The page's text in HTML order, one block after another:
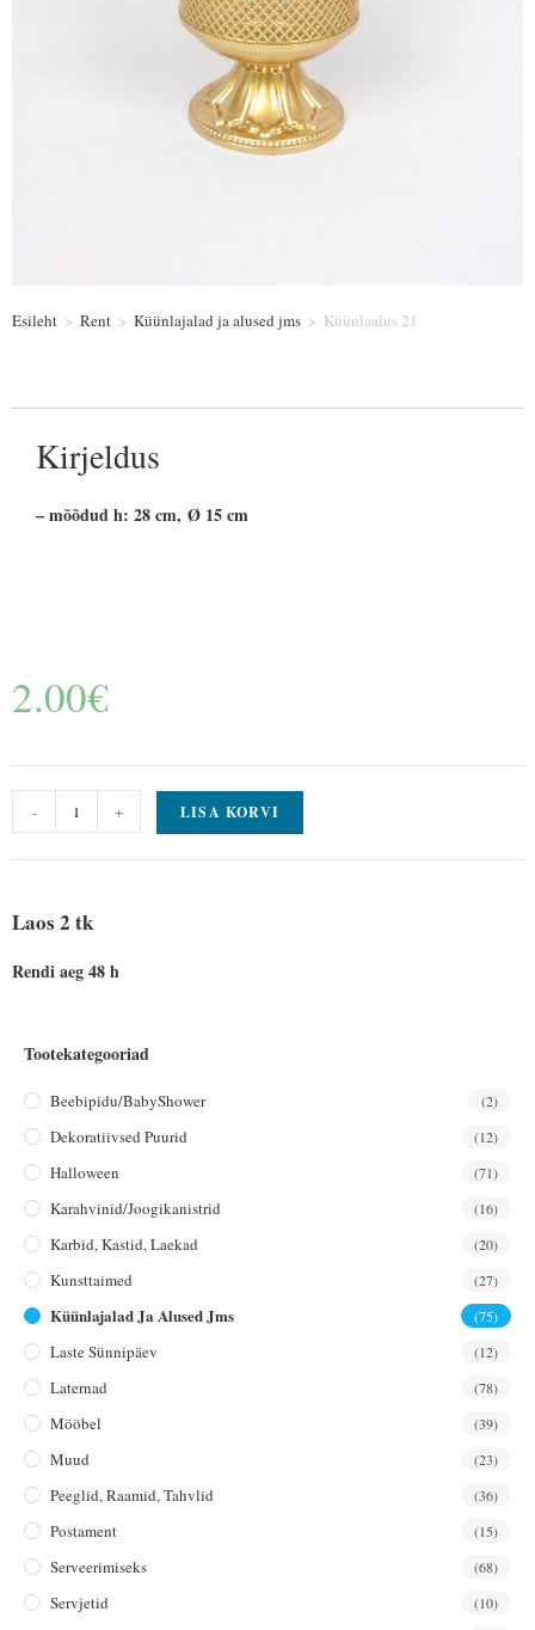
Esileht > Rent > Küünlajalad ja alused jms > Küünlaalus 21
Kirjeldus
– mõõdud h: 28 cm, Ø 15 cm
2.00€
- + LISA KORVI
Laos 2 tk
Rendi aeg 48 h
Tootekategooriad
Beebipidu/BabyShower (2)
Dekoratiivsed Puurid (12)
Halloween (71)
Karahvinid/joogikanistrid (16)
Karbid, Kastid, Laekad (20)
Kunsttaimed (27)
Küünlajalad Ja Alused Jms (75)
Laste Sünnipäev (12)
Laternad (78)
Mööbel (39)
Muud (23)
Peeglid, Raamid, Tahvlid (36)
Postament (15)
Serveerimiseks (68)
Servjetid (10)